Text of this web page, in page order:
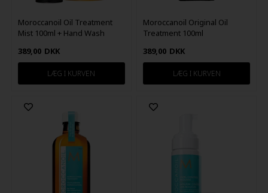
Moroccanoil Oil Treatment
Mist 100ml + Hand Wash
389,00 DKK
Moroccanoil Original Oil
Treatment 100ml
389,00 DKK